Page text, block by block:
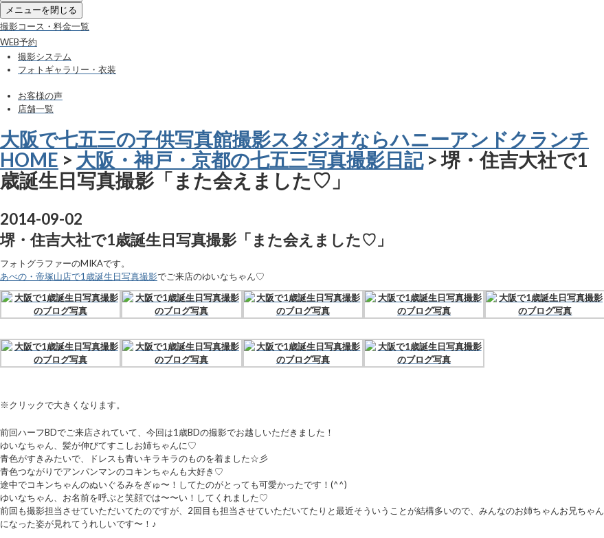
メニューを閉じる
撮影コース・料金一覧
WEB予約
撮影システム
フォトギャラリー・衣装
お客様の声
店舗一覧
大阪で七五三の子供写真館撮影スタジオならハニーアンドクランチ
HOME > 大阪・神戸・京都の七五三写真撮影日記> 堺・住吉大社で1
歳誕生日写真撮影「また会えました♡」
2014-09-02
堺・住吉大社で1歳誕生日写真撮影「また会えました♡」
フォトグラファーのMIKAです。
あべの・帝塚山店で1歳誕生日写真撮影でご来店のゆいなちゃん♡
※クリックで大きくなります。
前回ハーフBDでご来店されていて、今回は1歳BDの撮影でお越しいただきました！
ゆいなちゃん、髪が伸びてすこしお姉ちゃんに♡
青色がすきみたいで、ドレスも青いキラキラのものを着ました☆彡
青色つながりでアンパンマンのコキンちゃんも大好き♡
途中でコキンちゃんのぬいぐるみをぎゅ〜！してたのがとっても可愛かったです！(^^)
ゆいなちゃん、お名前を呼ぶと笑顔では〜〜い！してくれました♡
前回も撮影担当させていただいてたのですが、2回目も担当させていただいてたりと最近そういうことが結構多いので、みんなのお姉ちゃんお兄ちゃん
になった姿が見れてうれしいです〜！♪